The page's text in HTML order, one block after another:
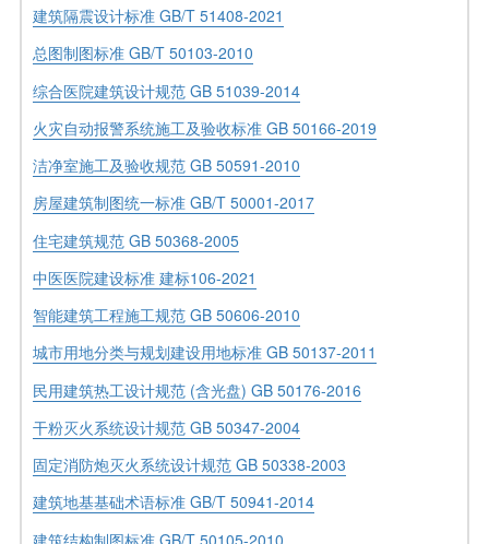
建筑隔震设计标准 GB/T 51408-2021
总图制图标准 GB/T 50103-2010
综合医院建筑设计规范 GB 51039-2014
火灾自动报警系统施工及验收标准 GB 50166-2019
洁净室施工及验收规范 GB 50591-2010
房屋建筑制图统一标准 GB/T 50001-2017
住宅建筑规范 GB 50368-2005
中医医院建设标准 建标106-2021
智能建筑工程施工规范 GB 50606-2010
城市用地分类与规划建设用地标准 GB 50137-2011
民用建筑热工设计规范 (含光盘) GB 50176-2016
干粉灭火系统设计规范 GB 50347-2004
固定消防炮灭火系统设计规范 GB 50338-2003
建筑地基基础术语标准 GB/T 50941-2014
建筑结构制图标准 GB/T 50105-2010